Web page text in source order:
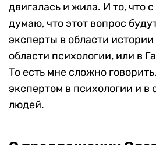
двигалась и жила. И то, что
думаю, что этот вопрос
эксперты в области
области психологии, или в
То есть мне сложно
экспертом в психологии и в
людей.